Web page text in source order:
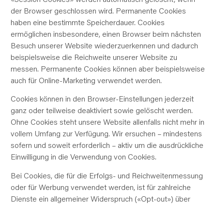
der Browser geschlossen wird. Permanente Cookies
haben eine bestimmte Speicherdauer. Cookies
ermöglichen insbesondere, einen Browser beim nächsten
Besuch unserer Website wiederzuerkennen und dadurch
beispielsweise die Reichweite unserer Website zu
messen. Permanente Cookies können aber beispielsweise
auch für Online-Marketing verwendet werden.
Cookies können in den Browser-Einstellungen jederzeit
ganz oder teilweise deaktiviert sowie gelöscht werden.
Ohne Cookies steht unsere Website allenfalls nicht mehr in
vollem Umfang zur Verfügung. Wir ersuchen – mindestens
sofern und soweit erforderlich – aktiv um die ausdrückliche
Einwilligung in die Verwendung von Cookies.
Bei Cookies, die für die Erfolgs- und Reichweitenmessung
oder für Werbung verwendet werden, ist für zahlreiche
Dienste ein allgemeiner Widerspruch («Opt-out») über